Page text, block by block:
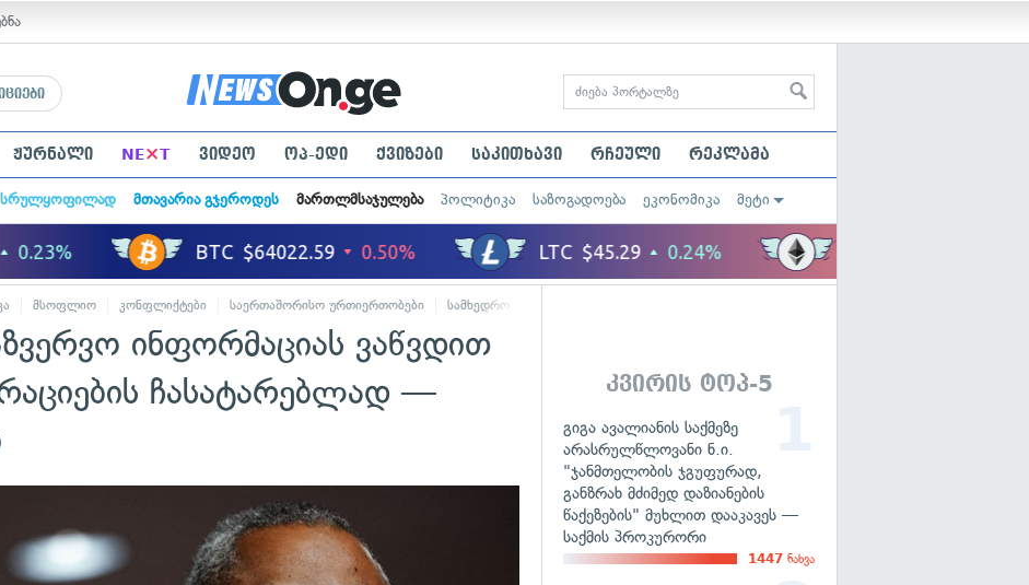
ჟურნალი NE×T ვიდეო ოპ-ედი ქვიზები საკითხავი რჩეული რეკლამა
სრულყოფილად მთავარია გჯეროდეს მართლმსაჯულება პოლიტიკა საზოგადოება ეკონომიკა მეტი
მსოფლიო კონფლიქტები საერთაშორისო ურთიერთობები სამხედრო
ინფორმაციას ვაწვდით
ჩასატარებლად —
კვირის ტოპ-5
გიგა ავალიანის საქმეზე
არასრულწლოვანი ნ.ი.
"ჯანმთელობის ჯგუფურად,
განზრახ მძიმედ დაზიანების
წაქეზების" მუხლით დააკავეს —
საქმის პროკურორი
1447 ნახვა